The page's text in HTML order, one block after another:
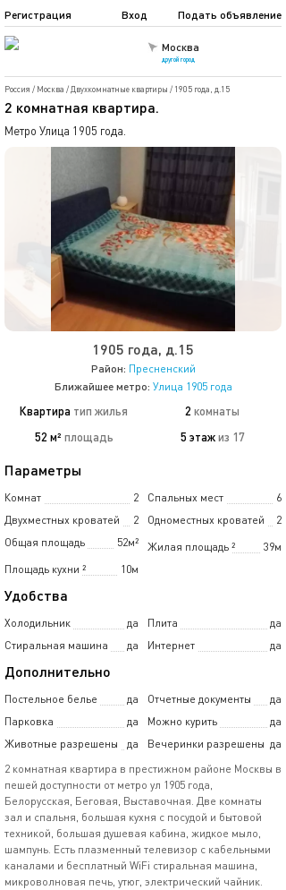
Москва
другой город
Подать объявление
Регистрация Вход
Россия / Москва / Двухкомнатные квартиры / 1905 года, д.15
2 комнатная квартира.
Метро Улица 1905 года.
1905 года, д.15
Район: Пресненский
Ближайшее метро: Улица 1905 года
Квартира тип жилья 2 комнаты
52 м² площадь 5 этаж из 17
Параметры
Комнат 2 Спальных мест
6
Двухместных кроватей
2 Одноместных кроватей
2
Общая площадь
52м² Жилая площадь 39м
²
Площадь кухни
10м
²
Удобства
Холодильник да Плита
да
Стиральная машина
да Интернет да
Дополнительно
Постельное белье да Отчетные документы
да
Парковка
да Можно курить
да
Животные разрешены
да Вечеринки разрешены да
2 комнатная квартира в престижном районе Москвы в
пешей доступности от метро ул 1905 года,
Белорусская, Беговая, Выставочная. Две комнаты
зал и спальня, большая кухня с посудой и бытовой
техникой, большая душевая кабина, жидкое мыло,
шампунь. Есть плазменный телевизор с кабельными
каналами и бесплатный WiFi стиральная машина,
микроволновая печь, утюг, электрический чайник.